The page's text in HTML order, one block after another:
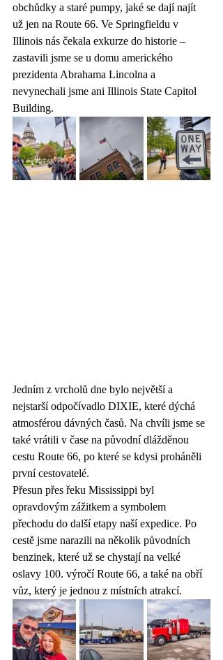
obchůdky a staré pumpy, jaké se dají najít
už jen na Route 66. Ve Springfieldu v
Illinois nás čekala exkurze do historie –
zastavili jsme se u domu amerického
prezidenta Abrahama Lincolna a
nevynechali jsme ani Illinois State Capitol
Building.
Jedním z vrcholů dne bylo největší a
nejstarší odpočívadlo DIXIE, které dýchá
atmosférou dávných časů. Na chvíli jsme se
také vrátili v čase na původní dlážděnou
cestu Route 66, po které se kdysi proháněli
první cestovatelé.
Přesun přes řeku Mississippi byl
opravdovým zážitkem a symbolem
přechodu do další etapy naší expedice. Po
cestě jsme narazili na několik původních
benzinek, které už se chystají na velké
oslavy 100. výročí Route 66, a také na obří
vůz, který je jednou z místních atrakcí.